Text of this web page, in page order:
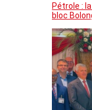
Pétrole :
bloc